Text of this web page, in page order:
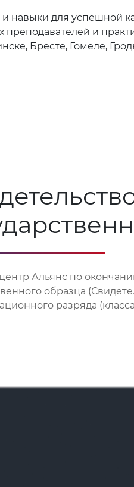
навыки для успешной
и
Бресте, Гомеле,
Альянс по
образца
разряда